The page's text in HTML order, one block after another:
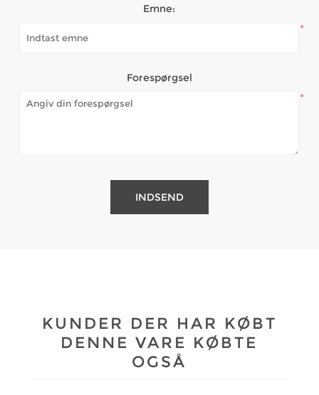
Emne:
*
Forespørgsel
*
KUNDER DER HAR KØBT
DENNE VARE KØBTE
OGSÅ